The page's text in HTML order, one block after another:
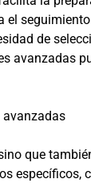
el
de
avanzadas
avanzadas
que
específicos,